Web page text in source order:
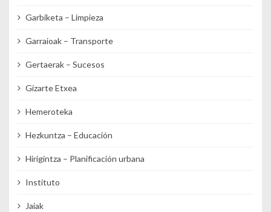
Garbiketa – Limpieza
Garraioak – Transporte
Gertaerak – Sucesos
Gizarte Etxea
Hemeroteka
Hezkuntza – Educación
Hirigintza – Planificación urbana
Instituto
Jaiak